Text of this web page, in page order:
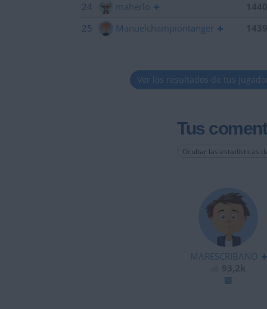
24
maherlo
25
Manuelchampiontanger
Ver los resultados de tus
Tus
Ocultar las estadísticas
MARESCRIBANO